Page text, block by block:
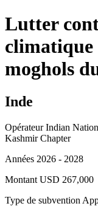
Lutter
climatique
moghols
Inde
Opérateur Indian
Kashmir Chapter
Années 2026 - 2028
Montant USD 267,000
Type de subvention